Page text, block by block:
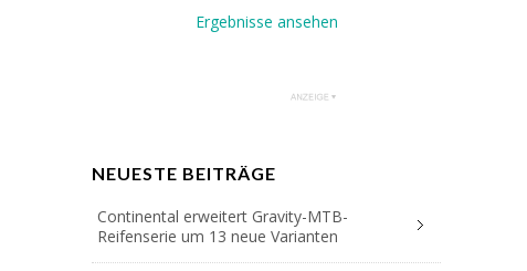
Ergebnisse ansehen
NEUESTE BEITRÄGE
Continental erweitert Gravity-MTB-
Reifenserie um 13 neue Varianten